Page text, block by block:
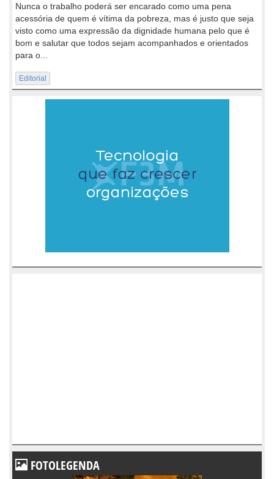
Nunca o trabalho poderá ser encarado como uma pena
acessória de quem é vítima da pobreza, mas é justo que seja
visto como uma expressão da dignidade humana pelo que é
bom e salutar que todos sejam acompanhados e orientados
para o...
Editorial
FOTOLEGENDA